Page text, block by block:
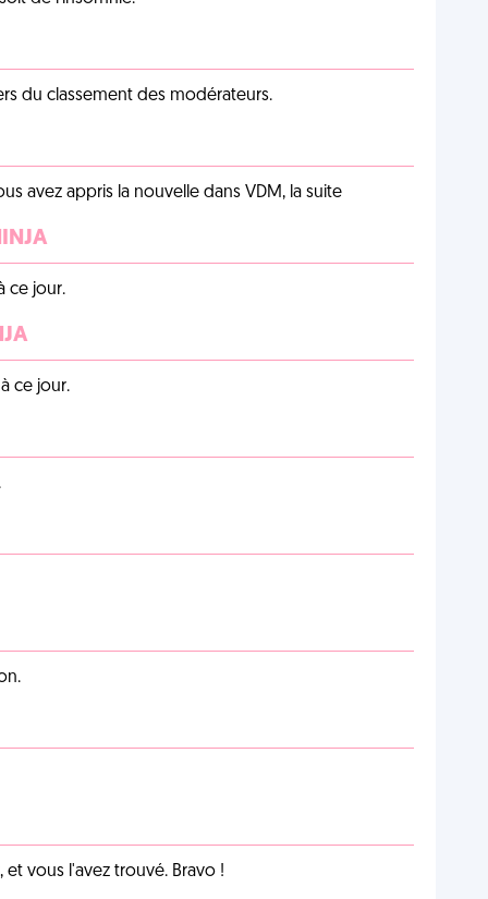
du classement des modérateurs.
avez appris la nouvelle dans VDM, la suite
ce jour.
ce jour.
vous l'avez trouvé. Bravo !